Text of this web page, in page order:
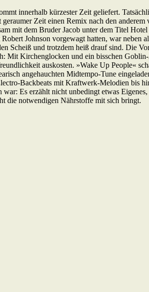
innerhalb kürzester Zeit geliefert.
Zeit einen Remix nach den anderem
mit dem Bruder Jacob unter dem Titel
Johnson vorgewagt hatten, war
Scheiß und trotzdem heiß drauf sind. Die
Mit Kirchenglocken und ein bisschen
auskosten. »Wake Up People«
angehauchten Midtempo-Tune
Backbeats mit Kraftwerk-Melodien bis
Es erzählt nicht unbedingt etwas
die notwendigen Nährstoffe mit sich bringt.